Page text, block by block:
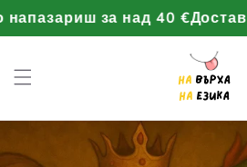
за над 40 €